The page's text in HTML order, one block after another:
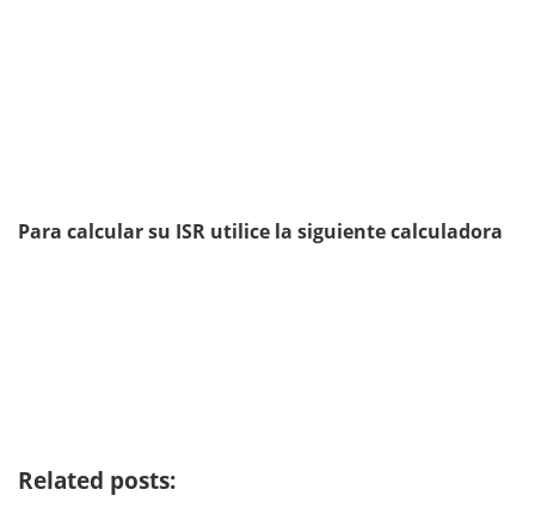
Para calcular su ISR utilice la siguiente calculadora
Related posts: